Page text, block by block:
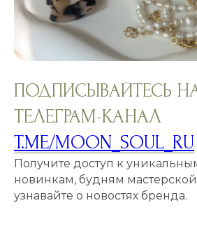
ПОДПИСЫВАЙТЕСЬ
ТЕЛЕГРАМ-КАНАЛ
T.ME/MOON_SOUL_RU
Получите доступ к
новинкам, будням
узнавайте о новостях бренда.